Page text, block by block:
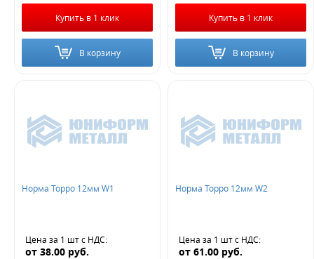
Купить в 1 клик
В корзину
Купить в 1 клик
В корзину
Норма Торро 12мм W1
Цена за 1 штс НДС:
от 38.00 руб.
Норма Торро 12мм W2
Цена за 1 штс НДС:
от 61.00 руб.